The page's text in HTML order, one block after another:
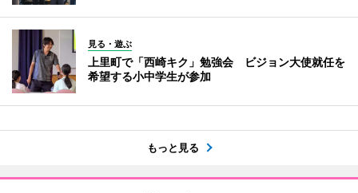
見る・遊ぶ
上里町で「西崎キク」勉強会 ビジョン大使就任を
希望する小中学生が参加
もっと見る